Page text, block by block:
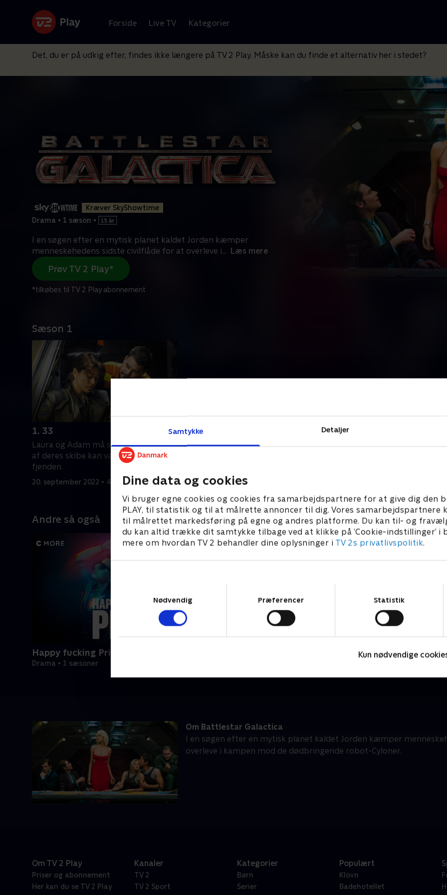
Samtykke Detaljer
Dine data og cookies
Vi bruger egne cookies og cookies fra samarbejdspartnere for at give dig den
PLAY, til statistik og til at målrette annoncer til dig. Vores samarbejdspartnere
til målrettet markedsføring på egne og andres platforme. Du kan til- og
du kan altid trække dit samtykke tilbage ved at klikke på ’Cookie-indstillinger’ i
mere om hvordan TV 2 behandler dine oplysninger i TV 2s privatlivspolitik.
Nødvendig
Præferencer Statistik
Kun nødvendige
Forside Live TV Kategorier
Det, du er på udkig efter, findes ikke længere på TV 2 Play. Måske kan du finde et alternativ her i stedet?
Kræver SkyShowtime
Drama • 1 sæson •
I en søgen efter en mytisk planet kaldet Jorden kæmper
menneskehedens sidste civilflåde for at overleve i... Læs mere
Prøv TV 2 Play*
*tilkøbes til TV 2 Play abonnement
Sæson 1
1. 33
Laura og Adam må se i øjnene, at et
af deres skibe kan være beskadiget af
fjenden.
20. september 2022 • 43 min
Andre så også
Happy fucking Pride
Drama • 1 sæsoner
Om Battlestar Galactica
I en søgen efter en mytisk planet kaldet Jorden kæmper
overleve i kampen mod de dødbringende robot-Cyloner.
Om TV 2 Play
Priser og abonnement
Her kan du se TV 2 Play
Kanaler
TV 2
TV 2 Sport
Kategorier
Børn
Serier
Populært
Klovn
Badehotellet